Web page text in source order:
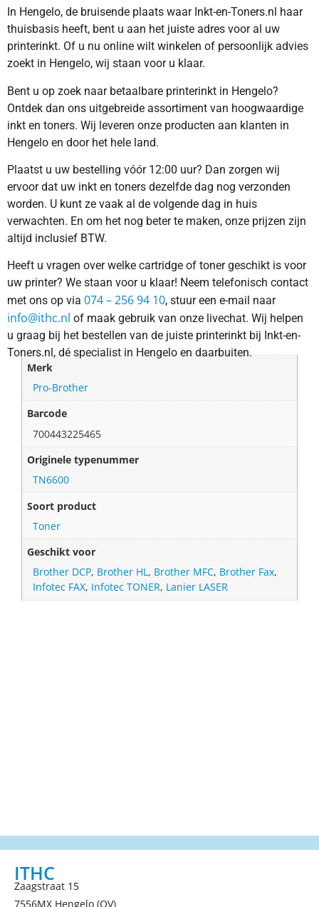
In Hengelo, de bruisende plaats waar Inkt-en-Toners.nl haar
thuisbasis heeft, bent u aan het juiste adres voor al uw
printerinkt. Of u nu online wilt winkelen of persoonlijk advies
zoekt in Hengelo, wij staan voor u klaar.
Bent u op zoek naar betaalbare printerinkt in Hengelo?
Ontdek dan ons uitgebreide assortiment van hoogwaardige
inkt en toners. Wij leveren onze producten aan klanten in
Hengelo en door het hele land.
Plaatst u uw bestelling vóór 12:00 uur? Dan zorgen wij
ervoor dat uw inkt en toners dezelfde dag nog verzonden
worden. U kunt ze vaak al de volgende dag in huis
verwachten. En om het nog beter te maken, onze prijzen zijn
altijd inclusief BTW.
Heeft u vragen over welke cartridge of toner geschikt is voor
uw printer? We staan voor u klaar! Neem telefonisch contact
met ons op via 074 – 256 94 10, stuur een e-mail naar
info@ithc.nl of maak gebruik van onze livechat. Wij helpen
u graag bij het bestellen van de juiste printerinkt bij Inkt-en-
Toners.nl, dé specialist in Hengelo en daarbuiten.
Merk
Pro-Brother
Barcode
700443225465
Originele typenummer
TN6600
Soort product
Toner
Geschikt voor
Brother DCP, Brother HL, Brother MFC, Brother Fax,
Infotec FAX, Infotec TONER, Lanier LASER
ITHC
Zaagstraat 15
7556MX Hengelo (OV)